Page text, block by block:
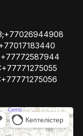
в Алматы